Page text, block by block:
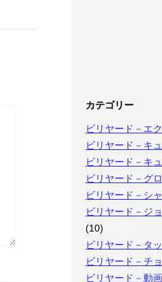
カテゴリー
ビリヤード－エ
ビリヤード－キ
ビリヤード－キ
ビリヤード－グ
ビリヤード－シ
ビリヤード－ジ
(10)
ビリヤード－タ
ビリヤード－チ
ビリヤード－動画